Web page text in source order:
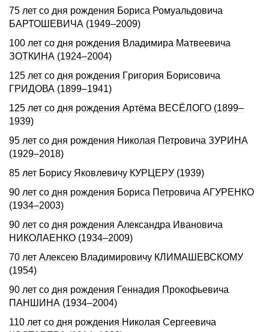
75 лет со дня рождения Бориса Ромуальдовича
БАРТОШЕВИЧА (1949–2009)
100 лет со дня рождения Владимира Матвеевича
ЗОТКИНА (1924–2004)
125 лет со дня pождения Гpигоpия Боpисовича
ГРИДОВА (1899–1941)
125 лет со дня рождения Артёма ВЕСЁЛОГО (1899–
1939)
95 лет со дня рождения Николая Петровича ЗУРИНА
(1929–2018)
85 лет Борису Яковлевичу КУРЦЕРУ (1939)
90 лет со дня рождения Бориса Петровича АГУРЕНКО
(1934–2003)
90 лет со дня рождения Александра Ивановича
НИКОЛАЕНКО (1934–2009)
70 лет Алексею Владимировичу КЛИМАШЕВСКОМУ
(1954)
90 лет со дня рождения Геннадия Прокофьевича
ПАНШИНА (1934–2004)
110 лет со дня рождения Николая Сергеевича